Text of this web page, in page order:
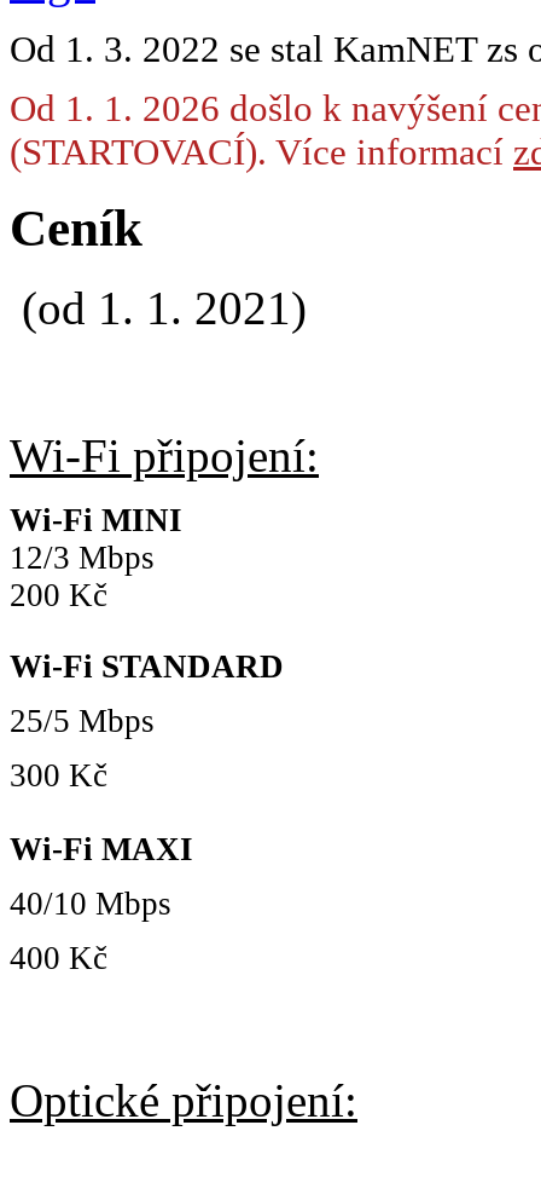
Od 1. 3. 2022 se stal KamNET
Od 1. 1. 2026 došlo k navýšení
(STARTOVACÍ). Více informací
Ceník
(od 1. 1. 2021)
Wi-Fi připojení:
Wi-Fi MINI
12/3 Mbps
200 Kč
Wi-Fi STANDARD
25/5 Mbps
300 Kč
Wi-Fi MAXI
40/10 Mbps
400 Kč
Optické připojení: